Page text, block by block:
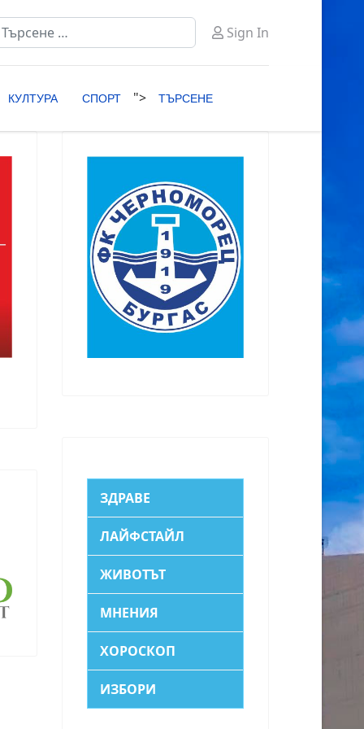
Sign In
КУЛТУРА СПОРТ "> ТЪРСЕНЕ
ЗДРАВЕ
ЛАЙФСТАЙЛ
ЖИВОТЪТ
МНЕНИЯ
ХОРОСКОП
ИЗБОРИ